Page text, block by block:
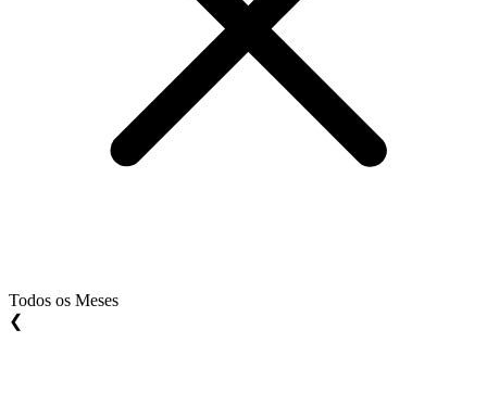
Todos os Meses
❮